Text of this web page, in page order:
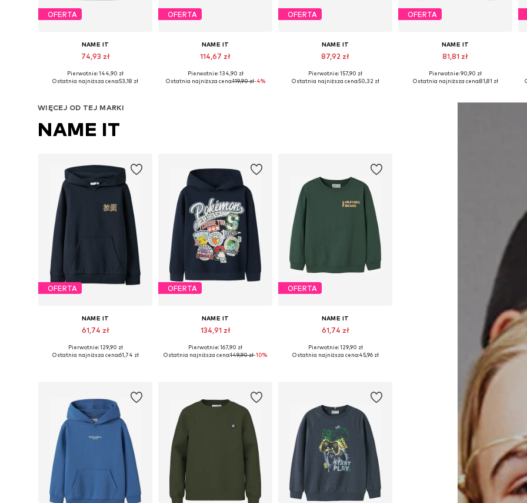
OFERTA
NAME IT
74,93 zł
Pierwotnie: 144,90 zł
Ostatnia najniższa cena:53,18 zł
OFERTA
NAME IT
114,67 zł
Dostępne w różnych rozmiarach
Pierwotnie: 134,90 zł
Ostatnia najniższa cena:119,90 zł-4%
OFERTA
NAME IT
87,92 zł
Pierwotnie: 157,90 zł
Ostatnia najniższa cena:50,32 zł
OFERTA
NAME IT
81,81 zł
Pierwotnie: 90,90 zł
Ostatnia najniższa cena:81,81 zł
WIĘCEJ OD TEJ MARKI
NAME IT
OFERTA
NAME IT
61,74 zł
Pierwotnie: 129,90 zł
Ostatnia najniższa cena:61,74 zł
OFERTA
NAME IT
134,91 zł
Dostępne w różnych rozmiarach
Pierwotnie: 167,90 zł
Ostatnia najniższa cena:149,90 zł-10%
OFERTA
NAME IT
61,74 zł
Pierwotnie: 129,90 zł
Ostatnia najniższa cena:45,96 zł